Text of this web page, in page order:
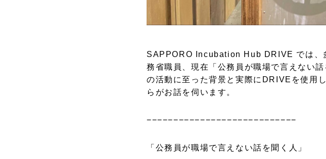
SAPPORO Incubation Hub DRIVE では、
務省職員、現在「公務員が職場で言えない
の活動に至った背景と実際にDRIVEを使用
らがお話を伺います。
−−−−−−−−−−−−−−−−−−−−−−−−−−−−
「公務員が職場で言えない話を聞く人」